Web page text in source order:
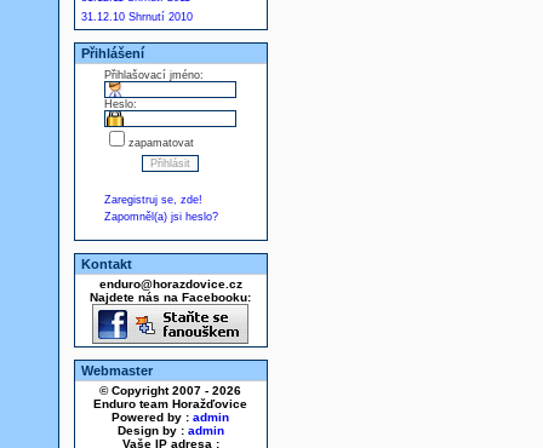
31.12.10 Shrnutí 2010
Přihlášení
Přihlašovací jméno:
Heslo:
zapamatovat
Zaregistruj se, zde!
Zapomněl(a) jsi heslo?
Kontakt
enduro@horazdovice.cz
Najdete nás na Facebooku:
Webmaster
© Copyright 2007 - 2026
Enduro team Horažďovice
Powered by : admin
Design by : admin
Vaše IP adresa :